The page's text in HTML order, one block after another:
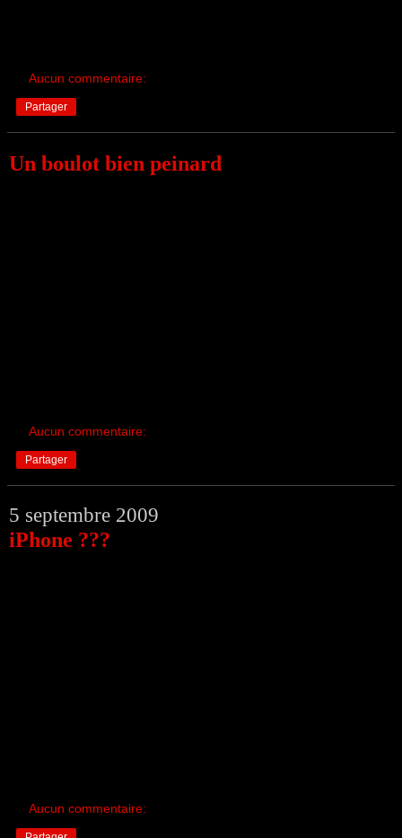
Aucun commentaire:
Partager
Un boulot bien peinard
Aucun commentaire:
Partager
5 septembre 2009
iPhone ???
Aucun commentaire: